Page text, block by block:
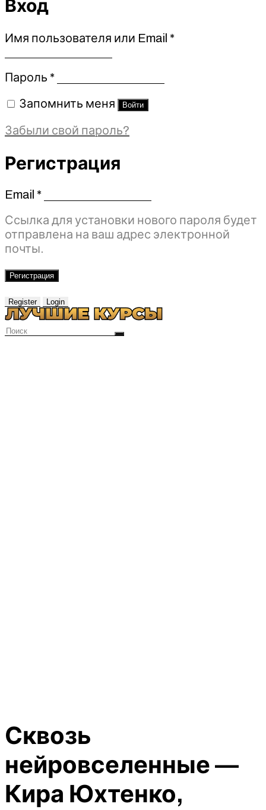
Вход
Имя пользователя или Email *Обязательно
Пароль *Обязательно
Запомнить меня Войти
Забыли свой пароль?
Регистрация
Email *Обязательно
Ссылка для установки нового пароля будет
отправлена ​​на ваш адрес электронной
почты.
Регистрация
Register Login
Сквозь
нейровселенные —
Кира Юхтенко,